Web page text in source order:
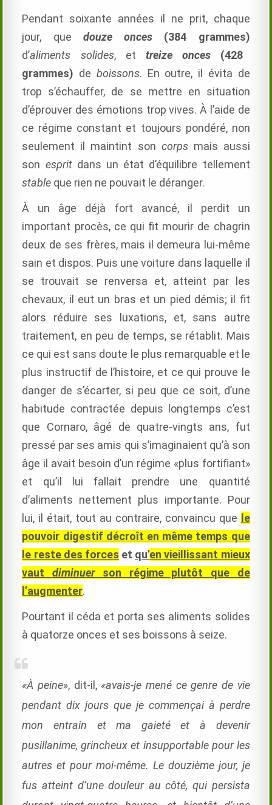
Pendant soixante années il ne prit, chaque
jour, que douze onces (384 grammes)
d’aliments solides, et treize onces(428
grammes) de boissons. En outre, il évita de
trop s’échauffer, de se mettre en situation
d’éprouver des émotions trop vives. À l’aide de
ce régime constant et toujours pondéré, non
seulement il maintint son corpsmais aussi
son espritdans un état d’équilibre tellement
stable que rien ne pouvait le déranger.
À un âge déjà fort avancé, il perdit un
important procès, ce qui fit mourir de chagrin
deux de ses frères, mais il demeura lui-même
sain et dispos. Puis une voiture dans laquelle il
se trouvait se renversa et, atteint par les
chevaux, il eut un bras et un pied démis; il fit
alors réduire ses luxations, et, sans autre
traitement, en peu de temps, se rétablit. Mais
ce qui est sans doute le plus remarquable et le
plus instructif de l’histoire, et ce qui prouve le
danger de s’écarter, si peu que ce soit, d’une
habitude contractée depuis longtemps c’est
que Cornaro, âgé de quatre-vingts ans, fut
pressé par ses amis qui s’imaginaient qu’à son
âge il avait besoin d’un régime «plus fortifiant»
et qu’il lui fallait prendre une quantité
d’aliments nettement plus importante. Pour
lui, il était, tout au contraire, convaincu que
le
pouvoir digestif décroît en même temps que
le reste des forces et qu’en vieillissant mieux
vautdiminuerson régime plutôt que de
l’augmenter.
Pourtant il céda et porta ses aliments solides
à quatorze onces et ses boissons à seize.
«À peine», dit-il, «avais-je mené ce genre de vie
pendant dix jours que je commençai à perdre
mon entrain et ma gaieté et à devenir
pusillanime, grincheux et insupportable pour les
autres et pour moi-même. Le douzième jour, je
fus atteint d’une douleur au côté, qui persista